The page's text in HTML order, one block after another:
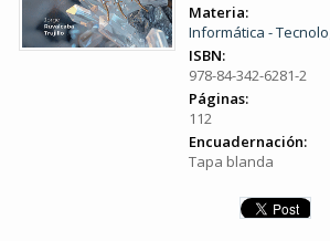
Materia:
Informática -
ISBN:
978-84-342-6281-2
Páginas:
112
Encuadernación:
Tapa blanda